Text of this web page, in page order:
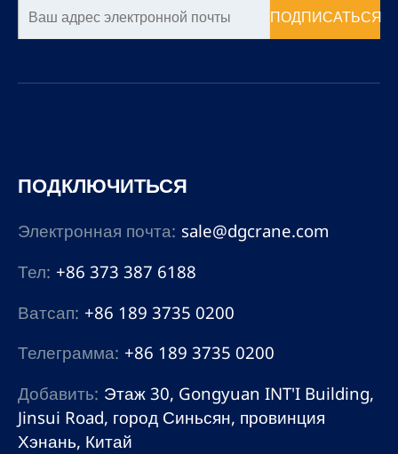
чистых помещений и т.д.
С помощью
подъемное
эффективность работы.
ПОДПИСАТЬСЯ
ПОДКЛЮЧИТЬСЯ
Электронная почта: sale@dgcrane.com
Тел: +86 373 387 6188
Ватсап: +86 189 3735 0200
Телеграмма: +86 189 3735 0200
Добавить: Этаж 30, Gongyuan INT'I Building,
Jinsui Road, город Синьсян, провинция
Хэнань, Китай